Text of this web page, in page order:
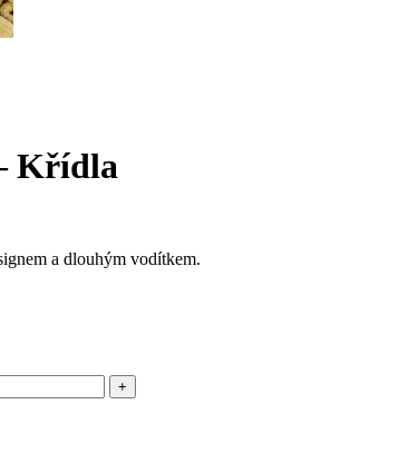
Křídla
a dlouhým vodítkem.